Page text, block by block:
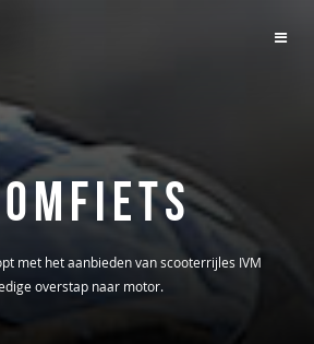
met het aanbieden van scooterrijles IVM
overstap naar motor.